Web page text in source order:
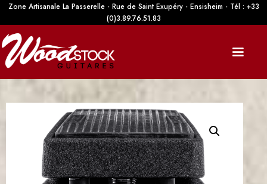
Zone Artisanale La Passerelle - Rue de Saint Exupéry - Ensisheim - Tél : +33
(0)3.89.76.51.83